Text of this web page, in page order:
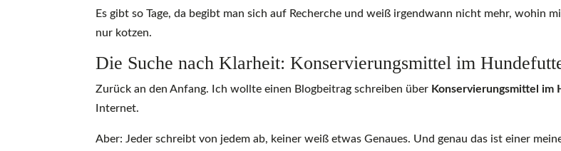
Es gibt so Tage, da begibt man sich auf Recherche und weiß irgendwann nicht mehr, wohin
nur kotzen.
Die Suche nach Klarheit: Konservierungsmittel im
Zurück an den Anfang. Ich wollte einen Blogbeitrag schreiben über Konservierungsmittel im
Internet.
Aber: Jeder schreibt von jedem ab, keiner weiß etwas Genaues. Und genau das ist einer